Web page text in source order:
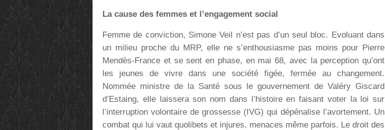
La cause des femmes et l’engagement social
Femme de conviction, Simone Veil n’est pas d’un seul bloc. Evoluant dans
un milieu proche du MRP, elle ne s’enthousiasme pas moins pour Pierre
Mendès-France et se sent en phase, en mai 68, avec la perception qu’ont
les jeunes de vivre dans une société figée, fermée au changement.
Nommée ministre de la Santé sous le gouvernement de Valéry Giscard
d’Estaing, elle laissera son nom dans l’histoire en faisant voter la loi sur
l’interruption volontaire de grossesse (IVG) qui dépénalise l’avortement. Un
combat qui lui vaut quolibets et injures, menaces même parfois. Le droit des